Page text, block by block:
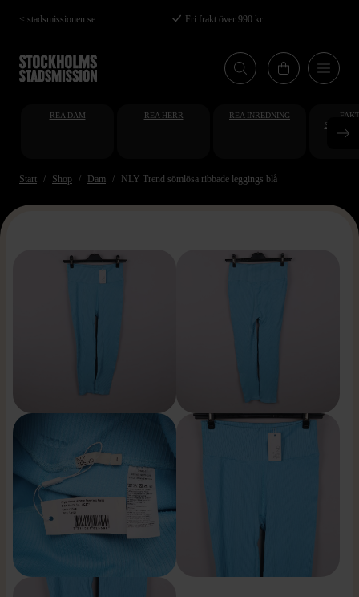
Hoppa
till
huvudinnehåll
< stadsmissionen.se Fri frakt över 990 kr
REA DAM REA HERR REA INREDNING
Start Shop Dam NLY Trend sömlösa ribbade leggings blå